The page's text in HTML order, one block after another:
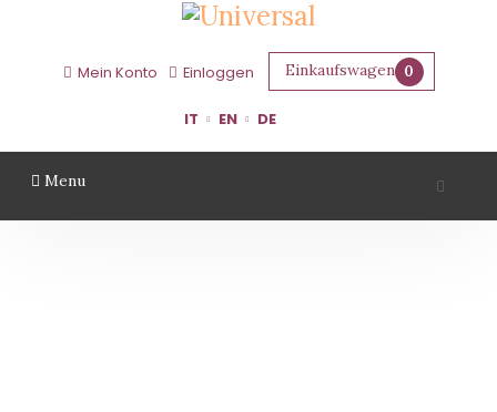
Mein Konto Einloggen Einkaufswagen 0
IT EN DE
Menu